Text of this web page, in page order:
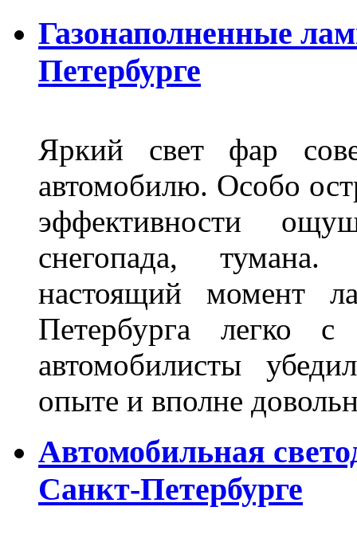
Газонаполненные
Петербурге
Яркий свет фар
автомобилю. Особо
эффективности
снегопада,
настоящий момент
Петербурга легко
автомобилисты
опыте и вполне
Автомобильная
Санкт-Петербурге